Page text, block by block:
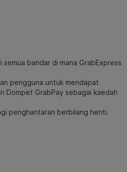
semua bandar di mana GrabExpress
pengguna untuk mendapat
Dompet GrabPay sebagai kaedah
penghantaran berbilang henti.